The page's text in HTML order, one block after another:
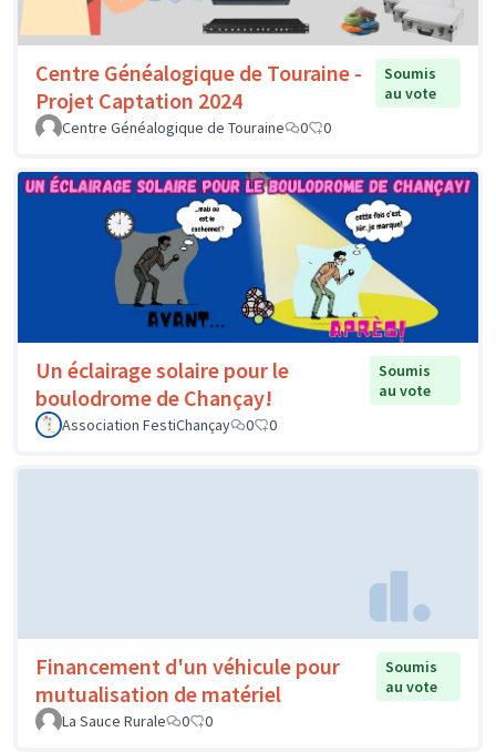
Centre Généalogique de Touraine -
Projet Captation 2024
Soumis
au vote
Centre Généalogique de Touraine
0 0
Un éclairage solaire pour le
boulodrome de Chançay!
Soumis
au vote
Association FestiChançay
0 0
Financement d'un véhicule pour
mutualisation de matériel
Soumis
au vote
La Sauce Rurale
0 0